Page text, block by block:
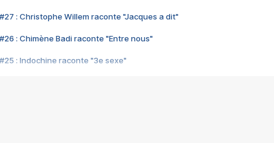
#27 : Christophe Willem raconte "Jacques a dit"
#26 : Chimène Badi raconte "Entre nous"
#25 : Indochine raconte "3e sexe"